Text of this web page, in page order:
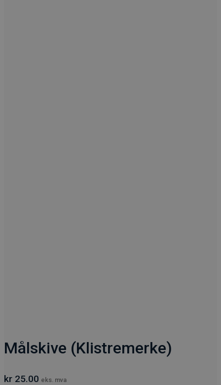
Målskive (Klistremerke)
kr 25.00 eks. mva